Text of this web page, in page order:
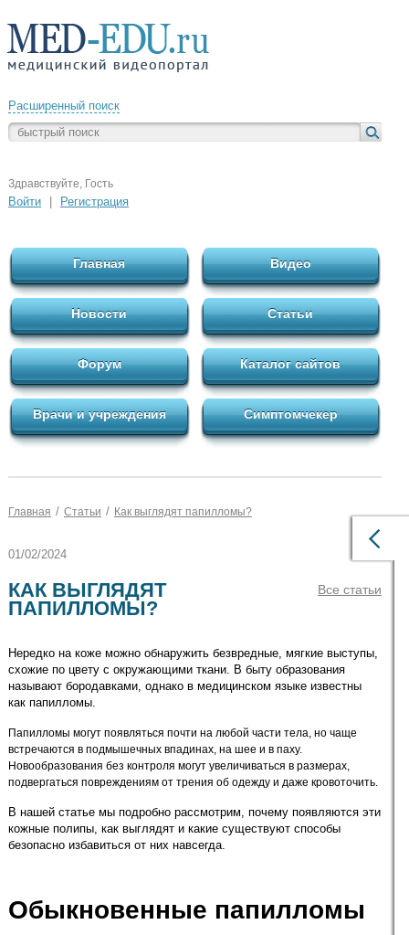
Расширенный поиск
Здравствуйте, Гость
Войти Регистрация
Главная Видео
Новости Статьи
Форум Каталог сайтов
Врачи и учреждения Симптомчекер
Главная / Статьи / Как выглядят папилломы?
01/02/2024
Все статьи
КАК ВЫГЛЯДЯТ
ПАПИЛЛОМЫ?
Нередко на коже можно обнаружить безвредные, мягкие выступы,
схожие по цвету с окружающими ткани. В быту образования
называют бородавками, однако в медицинском языке известны
как папилломы.
Папилломы могут появляться почти на любой части тела, но чаще
встречаются в подмышечных впадинах, на шее и в паху.
Новообразования без контроля могут увеличиваться в размерах,
подвергаться повреждениям от трения об одежду и даже кровоточить.
В нашей статье мы подробно рассмотрим, почему появляются эти
кожные полипы, как выглядят и какие существуют способы
безопасно избавиться от них навсегда.
Обыкновенные папилломы